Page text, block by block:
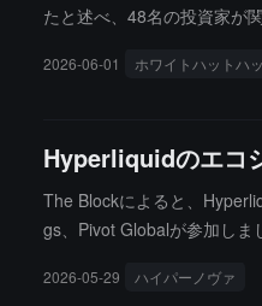
たと述べ、48名の投資家が
れてしまいました。
2026-06-01 ホワイトハットハ
Hyperliquidのエコ
The Blockによると、
gs、Pivot Globalが参加しま
ョンを市場に出すかどうか
2026-05-29 ハイパーノヴァ